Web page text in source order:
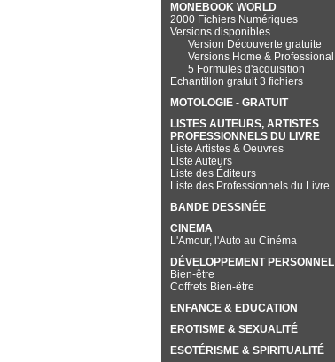
MONEBOOK WORLD
2000 Fichiers Numériques
Versions disponibles
Version Découverte gratuite
Versions Home & Professional
5 Formules d'acquisition
Echantillon gratuit 3 fichiers
MOTOLOGIE - GRATUIT
LISTES AUTEURS, ARTISTES
PROFESSIONNELS DU LIVRE
Liste Artistes & Oeuvres
Liste Auteurs
Liste des Éditeurs
Liste des Professionnels du Livre
BANDE DESSINÉE
CINEMA
L'Amour, l'Auto au Cinéma
DÉVELOPPEMENT PERSONNEL
Bien-être
Coffrets Bien-ëtre
ENFANCE & EDUCATION
EROTISME & SEXUALITÉ
ESOTÉRISME & SPIRITUALITÉ